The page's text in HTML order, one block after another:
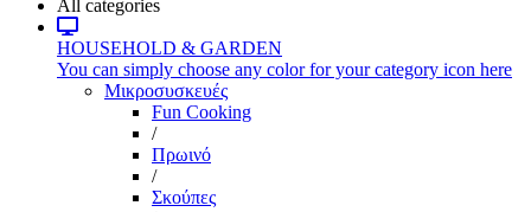
All categories
HOUSEHOLD & GARDEN
You can simply choose any color for your category icon here
Μικροσυσκευές
Fun Cooking
/
Πρωινό
/
Σκούπες